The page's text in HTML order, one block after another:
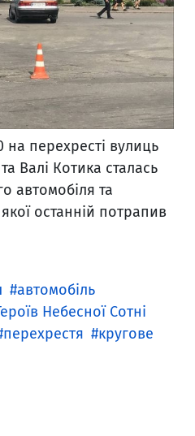
на перехресті вулиць
Валі Котика сталась
автомобіля та
останній потрапив
автомобіль
Небесної Сотні
перехрестя
кругове